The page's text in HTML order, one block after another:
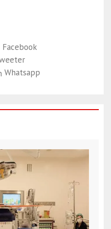
Facebook
Whatsapp